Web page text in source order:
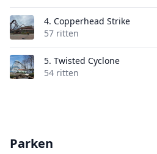
4. Copperhead Strike
57 ritten
5. Twisted Cyclone
54 ritten
Parken